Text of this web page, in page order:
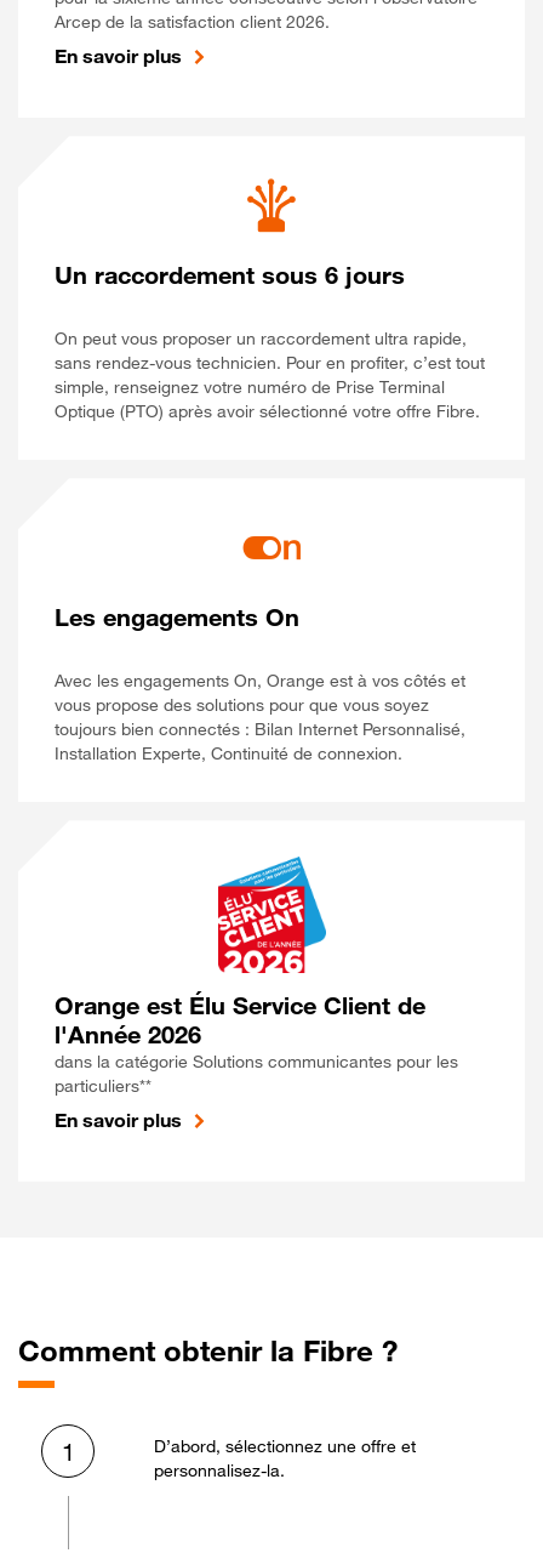
Arcep de la satisfaction client 2026.
En savoir plus
Un raccordement sous 6 jours
On peut vous proposer un raccordement ultra rapide,
sans rendez-vous technicien. Pour en profiter, c’est tout
simple, renseignez votre numéro de Prise Terminal
Optique (PTO) après avoir sélectionné votre offre Fibre.
Les engagements On
Avec les engagements On, Orange est à vos côtés et
vous propose des solutions pour que vous soyez
toujours bien connectés : Bilan Internet Personnalisé,
Installation Experte, Continuité de connexion.
Orange est Élu Service Client de
l'Année 2026
dans la catégorie Solutions communicantes pour les
particuliers**
En savoir plus
Comment obtenir la Fibre ?
1
D’abord, sélectionnez une offre et
personnalisez-la.